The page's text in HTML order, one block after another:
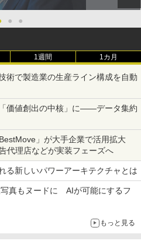
● ●
1週間 1カ月
術で製造業の生産ライン構成を自動
価値創出の中核」に――データ集約
」が大手企業で活用拡大
代理店などが実装フェーズへ
る新しいパワーアーキテクチャとは
写真もヌードに AIが可能にするフ
もっと見る